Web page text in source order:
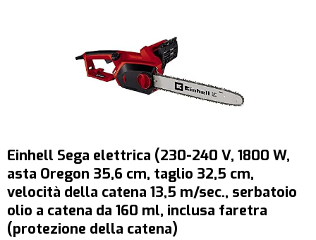
Einhell Sega elettrica (230-240 V, 1800 W,
asta Oregon 35,6 cm, taglio 32,5 cm,
velocità della catena 13,5 m/sec., serbatoio
olio a catena da 160 ml, inclusa faretra
(protezione della catena)